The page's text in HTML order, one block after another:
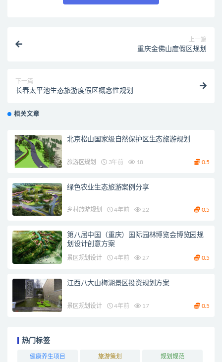
上一篇
重庆金佛山度假区规划
下一篇
长春太平池生态旅游度假区概念性规划
相关文章
北京松山国家级自然保护区生态旅游规划
旅游区规划 3年前 18 0.5
绿色农业生态旅游案例分享
乡村旅游规划 4年前 22 0.5
第八届中国（重庆）国际园林博览会博览园规
划设计创意方案
景区规划设计 4年前 27 0.5
江西八大山梅湖景区投资规划方案
景区规划设计 4年前 17 0.5
热门标签
健康养生项目 旅游策划 规划规范